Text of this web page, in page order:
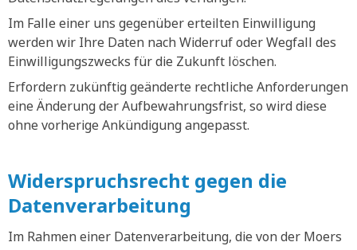
Im Falle einer uns gegenüber erteilten Einwilligung
werden wir Ihre Daten nach Widerruf oder Wegfall des
Einwilligungszwecks für die Zukunft löschen.
Erfordern zukünftig geänderte rechtliche Anforderungen
eine Änderung der Aufbewahrungsfrist, so wird diese
ohne vorherige Ankündigung angepasst.
Widerspruchsrecht gegen die
Datenverarbeitung
Im Rahmen einer Datenverarbeitung, die von der Moers